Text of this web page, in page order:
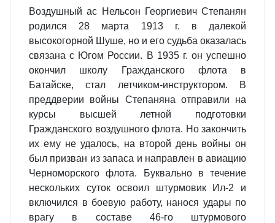
Воздушный ас Нельсон Георгиевич Степанян
родился 28 марта 1913 г. в далекой
высокогорной Шуше, но и его судьба оказалась
связана с Югом России. В 1935 г. он успешно
окончил школу Гражданского флота в
Батайске, стал летчиком-инструктором. В
преддверии войны Степаняна отправили на
курсы высшей летной подготовки
Гражданского воздушного флота. Но закончить
их ему не удалось, на второй день войны он
был призван из запаса и направлен в авиацию
Черноморского флота. Буквально в течение
нескольких суток освоил штурмовик Ил-2 и
включился в боевую работу, нанося удары по
врагу в составе 46-го штурмового